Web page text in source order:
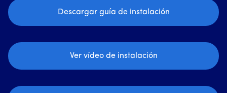
Descargar guía de instalación
Ver vídeo de instalación